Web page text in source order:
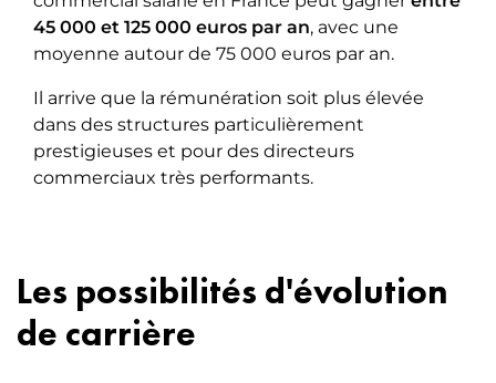
45 000 et 125 000 euros par an, avec une
moyenne autour de 75 000 euros par an.
Il arrive que la rémunération soit plus élevée
dans des structures particulièrement
prestigieuses et pour des directeurs
commerciaux très performants.
Les possibilités d'évolution
de carrière